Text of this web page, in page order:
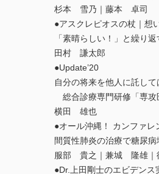
杉本 雪乃｜藤本 卓司
●アスクレピオスの杖｜想
「素晴らしい！」と繰り
田村 謙太郎
●Update’20
自分の将来を他人に託し
総合診療専門研修「専攻
横田 雄也
●オール沖縄！ カンファ
間質性肺炎の治療で糖尿
服部 貴之｜兼城 隆雄｜
●Dr.上田剛士のエビデンス